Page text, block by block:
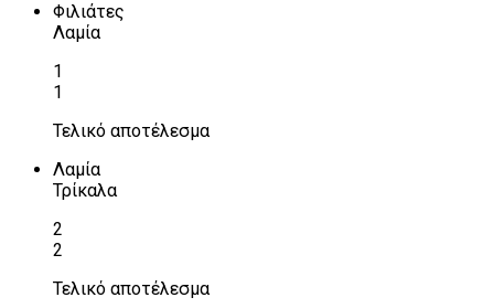
Φιλιάτες
Λαμία
1
1
Τελικό αποτέλεσμα
Λαμία
Τρίκαλα
2
2
Τελικό αποτέλεσμα